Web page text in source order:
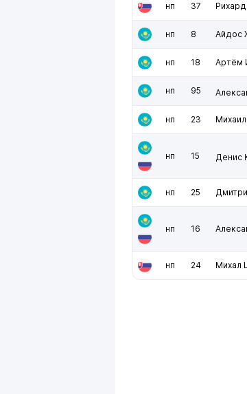
нп 37 Рихард
нп 8 Айдос
нп 18 Артём
нп 95
нп 23
нп 15 Денис
нп 25
нп 16
нп 24 Михал